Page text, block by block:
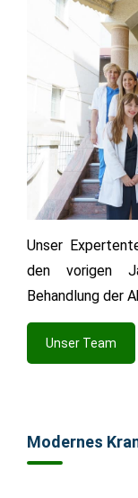
Unser
den vorigen
Behandlung der
Unser Team
Modernes